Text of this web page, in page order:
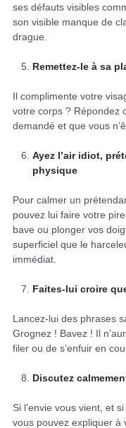
ses défauts visibles
son visible manque de
drague.
Remettez-le à sa
Il complimente votre
votre corps ? Répondez
demandé et que vous
Ayez l’air idiot,
physique
Pour calmer un
pouvez lui faire votre
bave ou plonger vos
superficiel que le
immédiat.
Faites-lui croire
Lancez-lui des phrases
Grognez ! Bavez ! Il
filer ou de s’enfuir en
Discutez
Si l’envie vous vient, et
vous pouvez expliquer à